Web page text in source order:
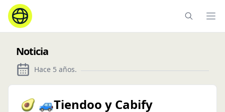
Noticia
Hace 5 años.
🥑 🚙Tiendoo y Cabify